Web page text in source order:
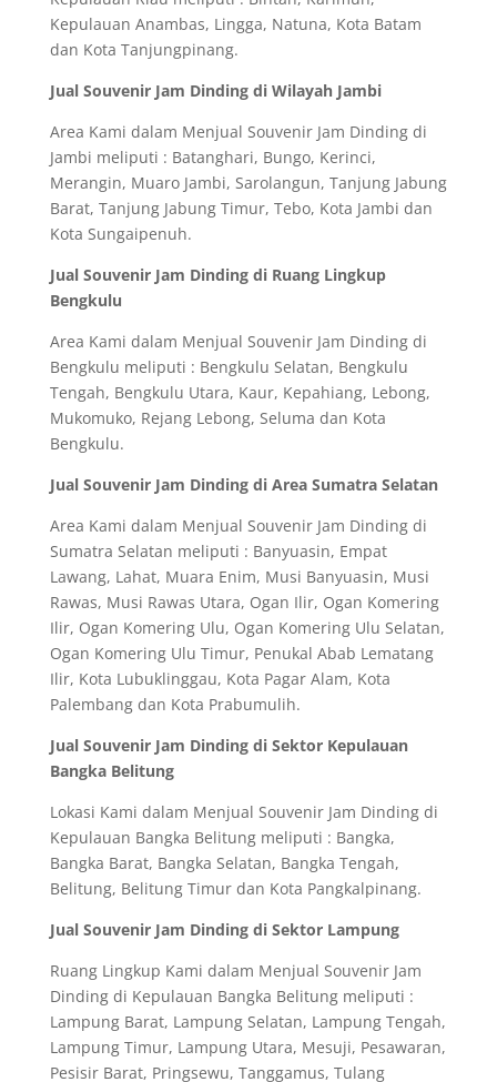
Kepulauan Anambas, Lingga, Natuna, Kota Batam
dan Kota Tanjungpinang.
Jual Souvenir Jam Dinding di Wilayah Jambi
Area Kami dalam Menjual Souvenir Jam Dinding di
Jambi meliputi : Batanghari, Bungo, Kerinci,
Merangin, Muaro Jambi, Sarolangun, Tanjung Jabung
Barat, Tanjung Jabung Timur, Tebo, Kota Jambi dan
Kota Sungaipenuh.
Jual Souvenir Jam Dinding di Ruang Lingkup
Bengkulu
Area Kami dalam Menjual Souvenir Jam Dinding di
Bengkulu meliputi : Bengkulu Selatan, Bengkulu
Tengah, Bengkulu Utara, Kaur, Kepahiang, Lebong,
Mukomuko, Rejang Lebong, Seluma dan Kota
Bengkulu.
Jual Souvenir Jam Dinding di Area Sumatra Selatan
Area Kami dalam Menjual Souvenir Jam Dinding di
Sumatra Selatan meliputi : Banyuasin, Empat
Lawang, Lahat, Muara Enim, Musi Banyuasin, Musi
Rawas, Musi Rawas Utara, Ogan Ilir, Ogan Komering
Ilir, Ogan Komering Ulu, Ogan Komering Ulu Selatan,
Ogan Komering Ulu Timur, Penukal Abab Lematang
Ilir, Kota Lubuklinggau, Kota Pagar Alam, Kota
Palembang dan Kota Prabumulih.
Jual Souvenir Jam Dinding di Sektor Kepulauan
Bangka Belitung
Lokasi Kami dalam Menjual Souvenir Jam Dinding di
Kepulauan Bangka Belitung meliputi : Bangka,
Bangka Barat, Bangka Selatan, Bangka Tengah,
Belitung, Belitung Timur dan Kota Pangkalpinang.
Jual Souvenir Jam Dinding di Sektor Lampung
Ruang Lingkup Kami dalam Menjual Souvenir Jam
Dinding di Kepulauan Bangka Belitung meliputi :
Lampung Barat, Lampung Selatan, Lampung Tengah,
Lampung Timur, Lampung Utara, Mesuji, Pesawaran,
Pesisir Barat, Pringsewu, Tanggamus, Tulang